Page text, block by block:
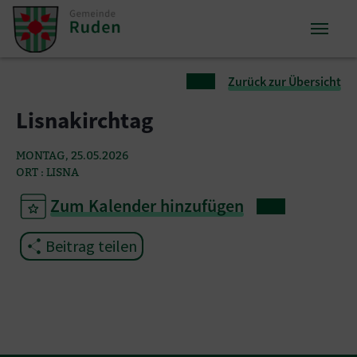
Zum Inhalt springen
Zum Seitenende springen
Zurück zur Übersicht
Lisnakirchtag
MONTAG, 25.05.2026
ORT : LISNA
Zum Kalender hinzufügen
Beitrag teilen